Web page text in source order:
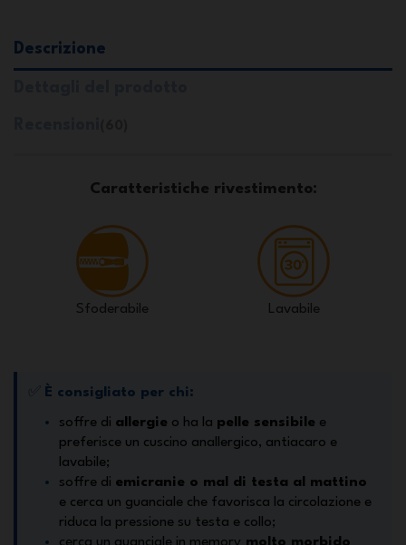
Descrizione
Caratteristiche rivestimento:
Sfoderabile Lavabile
È consigliato per chi:
soffre di allergie o ha la pelle sensibile e
preferisce un cuscino anallergico, antiacaro e
lavabile;
soffre di emicranie o mal di testa al mattino
e cerca un guanciale che favorisca la circolazione e
riduca la pressione su testa e collo;
cerca un guanciale in memory molto morbido